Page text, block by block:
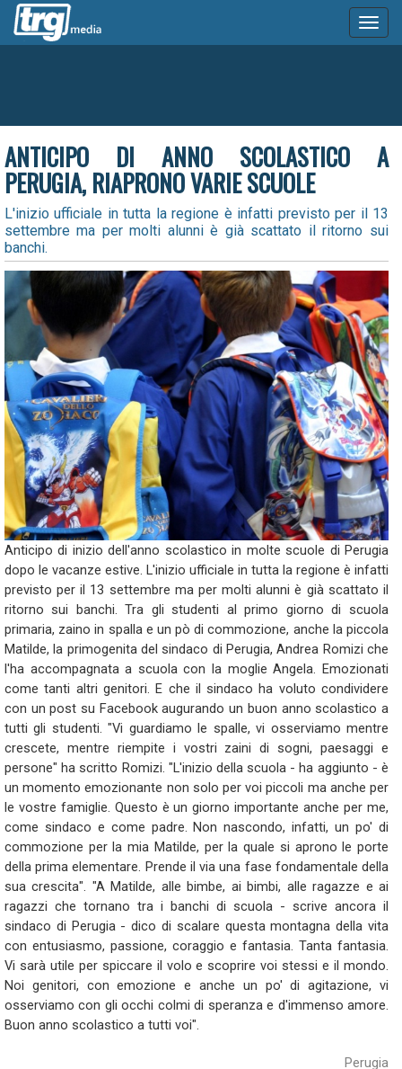
ANTICIPO DI ANNO SCOLASTICO A
PERUGIA, RIAPRONO VARIE SCUOLE
L'inizio ufficiale in tutta la regione è infatti previsto per il 13
settembre ma per molti alunni è già scattato il ritorno sui
banchi.
Anticipo di inizio dell'anno scolastico in molte scuole di Perugia
dopo le vacanze estive. L'inizio ufficiale in tutta la regione è infatti
previsto per il 13 settembre ma per molti alunni è già scattato il
ritorno sui banchi. Tra gli studenti al primo giorno di scuola
primaria, zaino in spalla e un pò di commozione, anche la piccola
Matilde, la primogenita del sindaco di Perugia, Andrea Romizi che
l'ha accompagnata a scuola con la moglie Angela. Emozionati
come tanti altri genitori. E che il sindaco ha voluto condividere
con un post su Facebook augurando un buon anno scolastico a
tutti gli studenti. "Vi guardiamo le spalle, vi osserviamo mentre
crescete, mentre riempite i vostri zaini di sogni, paesaggi e
persone" ha scritto Romizi. "L'inizio della scuola - ha aggiunto - è
un momento emozionante non solo per voi piccoli ma anche per
le vostre famiglie. Questo è un giorno importante anche per me,
come sindaco e come padre. Non nascondo, infatti, un po' di
commozione per la mia Matilde, per la quale si aprono le porte
della prima elementare. Prende il via una fase fondamentale della
sua crescita". "A Matilde, alle bimbe, ai bimbi, alle ragazze e ai
ragazzi che tornano tra i banchi di scuola - scrive ancora il
sindaco di Perugia - dico di scalare questa montagna della vita
con entusiasmo, passione, coraggio e fantasia. Tanta fantasia.
Vi sarà utile per spiccare il volo e scoprire voi stessi e il mondo.
Noi genitori, con emozione e anche un po' di agitazione, vi
osserviamo con gli occhi colmi di speranza e d'immenso amore.
Buon anno scolastico a tutti voi".
Perugia